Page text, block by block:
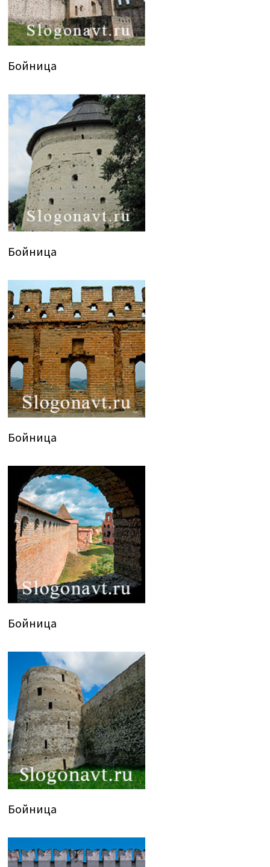
Бойница
Бойница
Бойница
Бойница
Бойница